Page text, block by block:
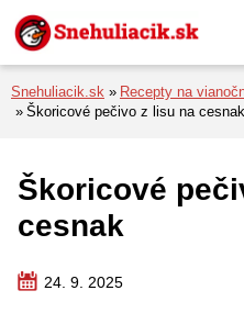
Preskočiť na menu
Preskočiť na obsah
Preskočiť na pätu
Snehuliacik.sk
Recepty na
Škoricové pečivo z lisu na cesnak
Škoricové
cesnak
24. 9. 2025